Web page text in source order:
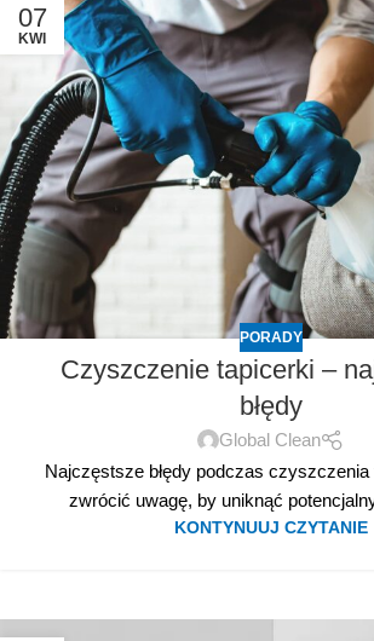
07
KWI
PORADY
Czyszczenie tapicerki –
błędy
Global Clean
Najczęstsze błędy podczas
zwrócić uwagę, by uniknąć
KONTYNUUJ CZYTANIE